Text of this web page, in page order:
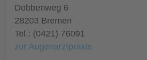
Dobbenweg 6
28203 Bremen
Tel.: (0421) 76091
zur Augenarztpraxis